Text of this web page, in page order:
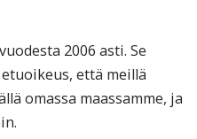
2006 asti. Se
että meillä
omassa maassamme, ja